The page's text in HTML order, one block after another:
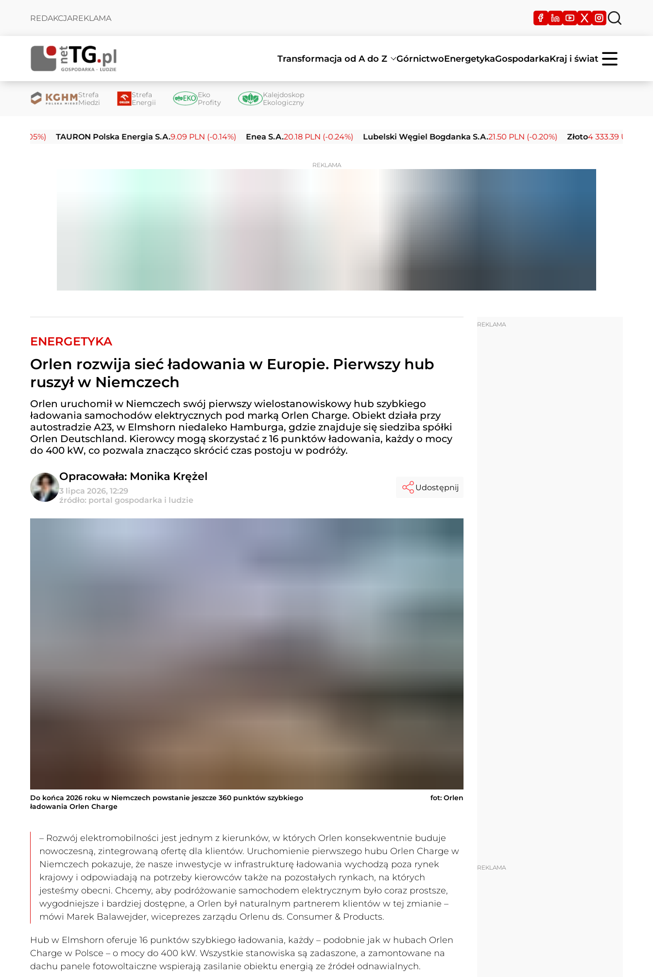
REDAKCJAREKLAMA
Transformacja od A do Z GórnictwoEnergetykaGospodarkaKraj i świat
Strefa
Miedzi
Strefa
Energii
Eko
Profity
Kalejdoskop
Ekologiczny
TAURON Polska Energia S.A.9.09 PLN (-0.14%) Enea S.A.20.18 PLN (-0.24%) Lubelski Węgiel Bogdanka S.A.21.50 PLN (-0.20%) Złoto4 333.39 USD (-0.24%)
REKLAMA
ENERGETYKA
Orlen rozwija sieć ładowania w Europie. Pierwszy hub
ruszył w Niemczech
Orlen uruchomił w Niemczech swój pierwszy wielostanowiskowy hub szybkiego
ładowania samochodów elektrycznych pod marką Orlen Charge. Obiekt działa przy
autostradzie A23, w Elmshorn niedaleko Hamburga, gdzie znajduje się siedziba spółki
Orlen Deutschland. Kierowcy mogą skorzystać z 16 punktów ładowania, każdy o mocy
do 400 kW, co pozwala znacząco skrócić czas postoju w podróży.
Opracowała: Monika Krężel
3 lipca 2026, 12:29
źródło: portal gospodarka i ludzie
Udostępnij
Do końca 2026 roku w Niemczech powstanie jeszcze 360 punktów szybkiego
ładowania Orlen Charge
fot: Orlen
– Rozwój elektromobilności jest jednym z kierunków, w których Orlen konsekwentnie buduje
nowoczesną, zintegrowaną ofertę dla klientów. Uruchomienie pierwszego hubu Orlen Charge w
Niemczech pokazuje, że nasze inwestycje w infrastrukturę ładowania wychodzą poza rynek
krajowy i odpowiadają na potrzeby kierowców także na pozostałych rynkach, na których
jesteśmy obecni. Chcemy, aby podróżowanie samochodem elektrycznym było coraz prostsze,
wygodniejsze i bardziej dostępne, a Orlen był naturalnym partnerem klientów w tej zmianie –
mówi Marek Balawejder, wiceprezes zarządu Orlenu ds. Consumer & Products.
Hub w Elmshorn oferuje 16 punktów szybkiego ładowania, każdy – podobnie jak w hubach Orlen
Charge w Polsce – o mocy do 400 kW. Wszystkie stanowiska są zadaszone, a zamontowane na
dachu panele fotowoltaiczne wspierają zasilanie obiektu energią ze źródeł odnawialnych.
REKLAMA
REKLAMA